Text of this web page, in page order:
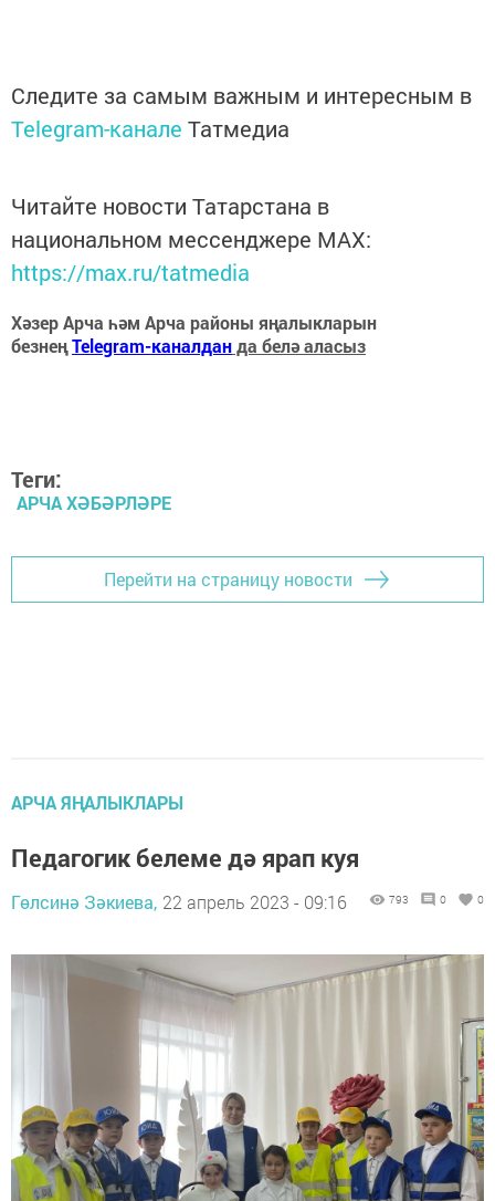
Следите за самым важным и интересным в
Telegram-канале Татмедиа
Читайте новости Татарстана в
национальном мессенджере MАХ:
https://max.ru/tatmedia
Хәзер Арча һәм Арча районы яңалыкларын
безнеңTelegram-каналданда белә аласыз
Теги:
АРЧА ХӘБӘРЛӘРЕ
Перейти на страницу новости
АРЧА ЯҢАЛЫКЛАРЫ
Педагогик белеме дә ярап куя
Гөлсинә Зәкиева, 22 апрель 2023 - 09:16 793 0 0